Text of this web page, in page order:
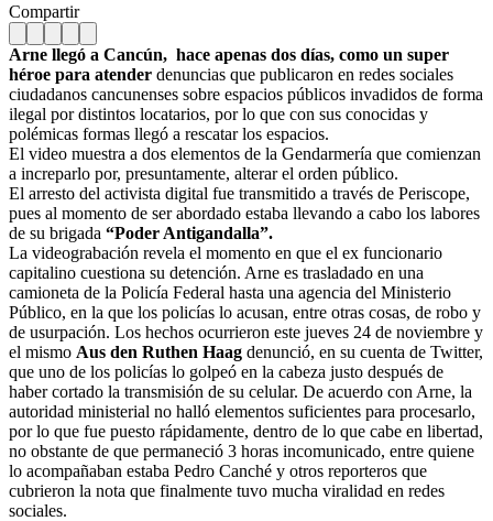
Compartir
Arne llegó a Cancún, hace apenas dos días, como un super
héroe para atender denuncias que publicaron en redes sociales
ciudadanos cancunenses sobre espacios públicos invadidos de forma
ilegal por distintos locatarios, por lo que con sus conocidas y
polémicas formas llegó a rescatar los espacios.
El video muestra a dos elementos de la Gendarmería que comienzan
a increparlo por, presuntamente, alterar el orden público.
El arresto del activista digital fue transmitido a través de Periscope,
pues al momento de ser abordado estaba llevando a cabo los labores
de su brigada “Poder Antigandalla”.
La videograbación revela el momento en que el ex funcionario
capitalino cuestiona su detención. Arne es trasladado en una
camioneta de la Policía Federal hasta una agencia del Ministerio
Público, en la que los policías lo acusan, entre otras cosas, de robo y
de usurpación. Los hechos ocurrieron este jueves 24 de noviembre y
el mismo Aus den Ruthen Haag denunció, en su cuenta de Twitter,
que uno de los policías lo golpeó en la cabeza justo después de
haber cortado la transmisión de su celular. De acuerdo con Arne, la
autoridad ministerial no halló elementos suficientes para procesarlo,
por lo que fue puesto rápidamente, dentro de lo que cabe en libertad,
no obstante de que permaneció 3 horas incomunicado, entre quiene
lo acompañaban estaba Pedro Canché y otros reporteros que
cubrieron la nota que finalmente tuvo mucha viralidad en redes
sociales.